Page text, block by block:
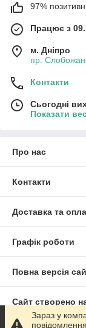
97%
Працює з
м. Дніпро
пр.
Контакти
Сьогодні
Показати
Про нас
Контакти
Доставка та
Графік роботи
Повна версія
Сайт створено
Зараз у